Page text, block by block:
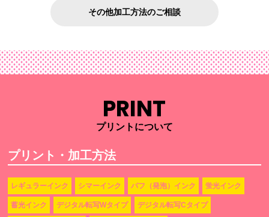
その他加工方法のご相談
PRINT
プリントについて
プリント・加工方法
レギュラーインク シマーインク パフ（発泡）インク 蛍光インク
蓄光インク デジタル転写Wタイプ デジタル転写Cタイプ